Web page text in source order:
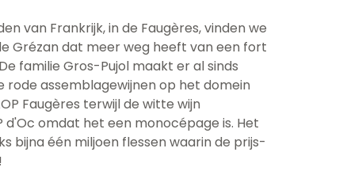
van Frankrijk, in de Faugères, vinden we
Grézan dat meer weg heeft van een fort
familie Gros-Pujol maakt er al sinds
rode assemblagewijnen op het domein
Faugères terwijl de witte wijn
d'Oc omdat het een monocépage is. Het
bijna één miljoen flessen waarin de prijs-